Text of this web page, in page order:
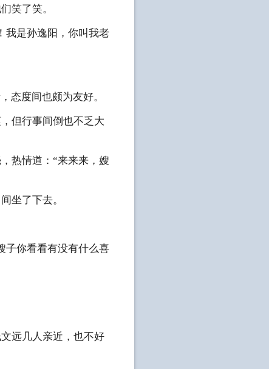
笑了笑。
是孙逸阳，你叫我老
度间也颇为友好。
但行事间倒也不乏大
热情道：“来来来，嫂
坐了下去。
你看看有没有什么喜
远几人亲近，也不好